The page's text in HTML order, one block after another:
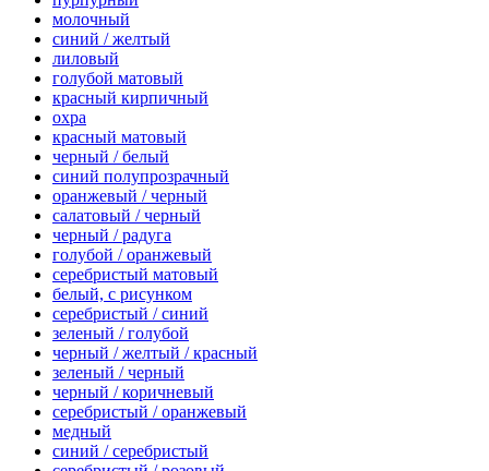
молочный
синий / желтый
лиловый
голубой матовый
красный кирпичный
охра
красный матовый
черный / белый
синий полупрозрачный
оранжевый / черный
салатовый / черный
черный / радуга
голубой / оранжевый
серебристый матовый
белый, с рисунком
серебристый / синий
зеленый / голубой
черный / желтый / красный
зеленый / черный
черный / коричневый
серебристый / оранжевый
медный
синий / серебристый